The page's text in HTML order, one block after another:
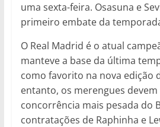
uma sexta-feira. Osasuna e
primeiro embate da
O Real Madrid é o atual
manteve a base da última
como favorito na nova edição
entanto, os merengues
concorrência mais pesada do
contratações de Raphinha e